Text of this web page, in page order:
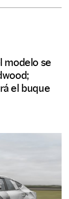
modelo se
el buque